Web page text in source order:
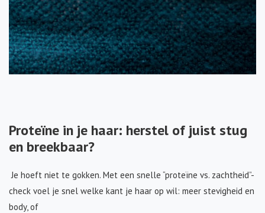
Proteïne in je haar: herstel of juist stug
en breekbaar?
Je hoeft niet te gokken. Met een snelle “proteïne vs. zachtheid”-
check voel je snel welke kant je haar op wil: meer stevigheid en
body, of